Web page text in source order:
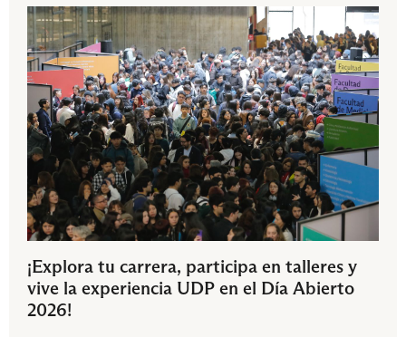
¡Explora tu carrera, participa en talleres y
vive la experiencia UDP en el Día Abierto
2026!